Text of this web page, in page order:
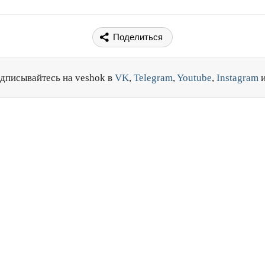
Поделиться
на veshok в VK, Telegram,Youtube, Instagram